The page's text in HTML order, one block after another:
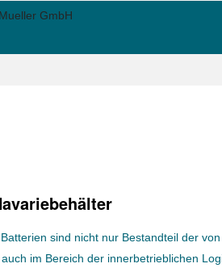
sind nicht nur Bestandteil der
im Bereich der innerbetrieblichen